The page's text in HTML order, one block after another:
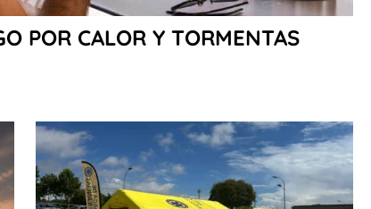
POR CALOR Y TORMENTAS